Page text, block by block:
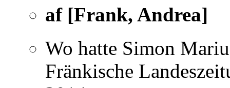
af [Frank, Andrea]
Wo hatte Simon
Fränkische